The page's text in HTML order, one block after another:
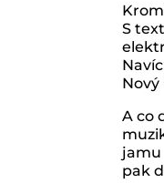
S
Nový
A co
jamu
pak